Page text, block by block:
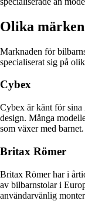
Olika
Marknaden för
specialiserat sig på
Cybex
Cybex är känt för sina
design. Många
som växer med barnet.
Britax Römer
Britax Römer har i
av bilbarnstolar i
användarvänlig